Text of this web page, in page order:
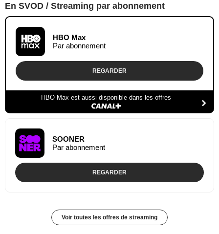
En SVOD / Streaming par abonnement
HBO Max
Par abonnement
REGARDER
HBO Max est aussi disponible dans les offres
SOONER
Par abonnement
REGARDER
Voir toutes les offres de streaming